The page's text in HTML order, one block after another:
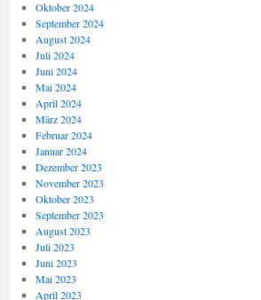
Oktober 2024
September 2024
August 2024
Juli 2024
Juni 2024
Mai 2024
April 2024
März 2024
Februar 2024
Januar 2024
Dezember 2023
November 2023
Oktober 2023
September 2023
August 2023
Juli 2023
Juni 2023
Mai 2023
April 2023